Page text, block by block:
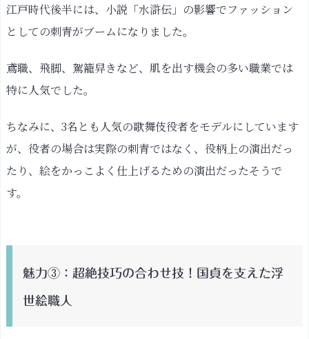
江戸時代後半には、小説「水滸伝」の影響でファッション
としての刺青がブームになりました。
鳶職、飛脚、駕籠舁きなど、肌を出す機会の多い職業では
特に人気でした。
ちなみに、3名とも人気の歌舞伎役者をモデルにしています
が、役者の場合は実際の刺青ではなく、役柄上の演出だっ
たり、絵をかっこよく仕上げるための演出だったそうで
す。
魅力③：超絶技巧の合わせ技！国貞を支えた浮
世絵職人